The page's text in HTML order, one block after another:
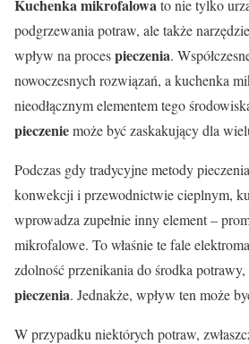
Kuchenka mikrofalowato nie tylko
podgrzewania potraw, ale także
wpływ na procespieczenia.
nowoczesnych rozwiązań, a kuchenka
nieodłącznym elementem tego
pieczeniemoże być zaskakujący dla
Podczas gdy tradycyjne metody
konwekcji i przewodnictwie cieplnym,
wprowadza zupełnie inny element –
mikrofalowe. To właśnie te fale
zdolność przenikania do środka potrawy,
pieczenia. Jednakże, wpływ ten może
W przypadku niektórych potraw,